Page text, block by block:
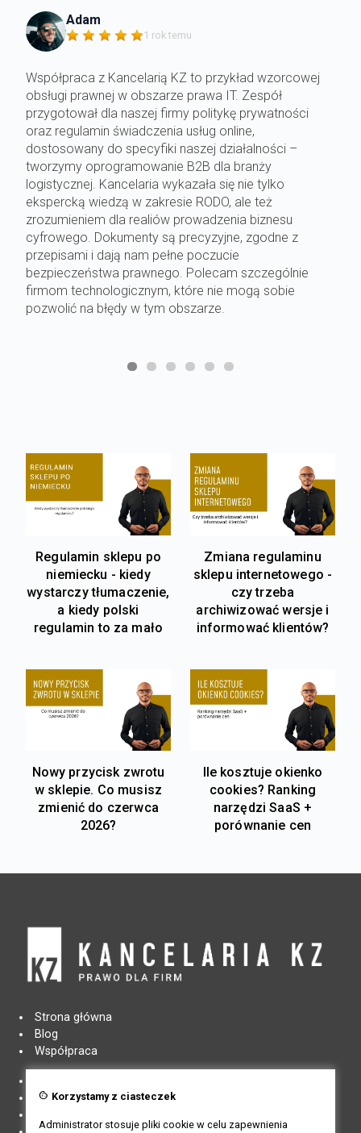
Adam
1 rok temu
Współpraca z Kancelarią KZ to przykład wzorcowej
obsługi prawnej w obszarze prawa IT. Zespół
przygotował dla naszej firmy politykę prywatności
oraz regulamin świadczenia usług online,
dostosowany do specyfiki naszej działalności –
tworzymy oprogramowanie B2B dla branży
logistycznej. Kancelaria wykazała się nie tylko
ekspercką wiedzą w zakresie RODO, ale też
zrozumieniem dla realiów prowadzenia biznesu
cyfrowego. Dokumenty są precyzyjne, zgodne z
przepisami i dają nam pełne poczucie
bezpieczeństwa prawnego. Polecam szczególnie
firmom technologicznym, które nie mogą sobie
pozwolić na błędy w tym obszarze.
Regulamin sklepu po
niemiecku - kiedy
wystarczy tłumaczenie,
a kiedy polski
regulamin to za mało
Zmiana regulaminu
sklepu internetowego -
czy trzeba
archiwizować wersje i
informować klientów?
Nowy przycisk zwrotu
w sklepie. Co musisz
zmienić do czerwca
2026?
Ile kosztuje okienko
cookies? Ranking
narzędzi SaaS +
porównanie cen
Strona główna
Blog
Współpraca
Regulamin newslettera
cookie Korzystamy z ciasteczek
Administrator stosuje pliki cookie w celu zapewnienia